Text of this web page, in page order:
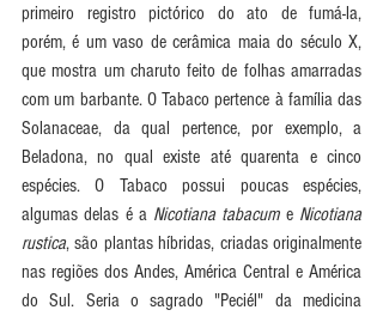
primeiro registro pictórico do ato de fumá-la,
porém, é um vaso de cerâmica maia do século X,
que mostra um charuto feito de folhas amarradas
com um barbante. O Tabaco pertence à família das
Solanaceae, da qual pertence, por exemplo, a
Beladona, no qual existe até quarenta e cinco
espécies. O Tabaco possui poucas espécies,
algumas delas é a Nicotiana tabacum e Nicotiana
rustica, são plantas híbridas, criadas originalmente
nas regiões dos Andes, América Central e América
do Sul. Seria o sagrado "Peciél" da medicina